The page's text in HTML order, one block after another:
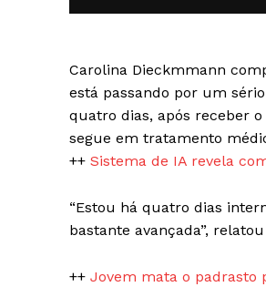
Carolina Dieckmmann
está passando por um
quatro dias, após receber
segue em tratamento
++ Sistema de IA revela
“Estou há quatro dias
bastante avançada”,
++ Jovem mata o padrasto